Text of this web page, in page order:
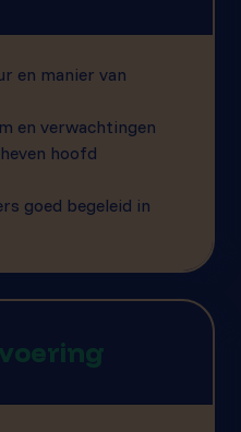
en manier van
en verwachtingen
hoofd
goed begeleid in